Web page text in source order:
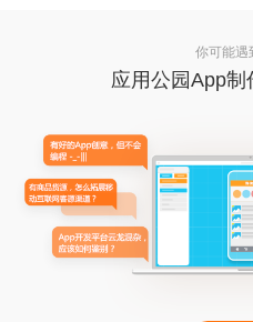
你可能遇
应用公园App